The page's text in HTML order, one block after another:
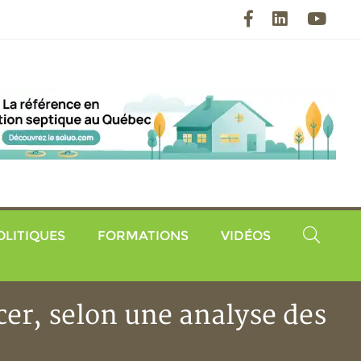
FacebookLinkedIn
FORMATIONS VIDÉOS
selon une analyse des